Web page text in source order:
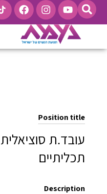
Position title
עובד.ת
תכליתיים
Description